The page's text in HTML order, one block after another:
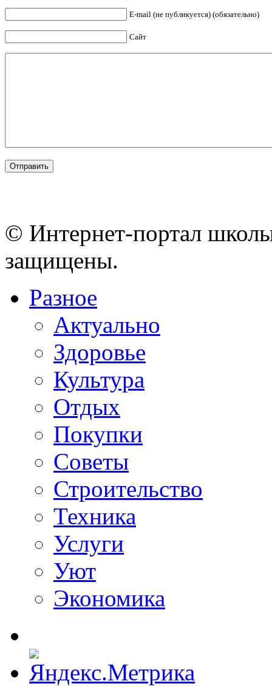
E-mail (не публикуется) (обязательно)
Сайт
© Интернет-портал
защищены.
Разное
Актуально
Здоровье
Культура
Отдых
Покупки
Советы
Строительство
Техника
Услуги
Уют
Экономика